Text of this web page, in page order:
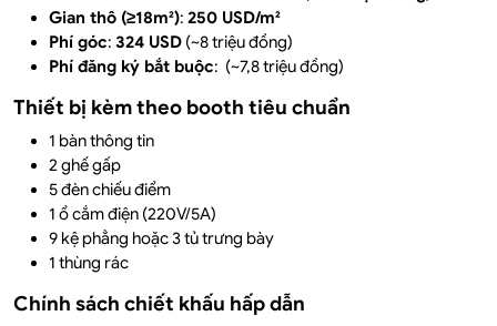
Gian thô (≥18m²): 250 USD/m²
Phí góc: 324 USD (~8 triệu đồng)
Phí đăng ký bắt buộc: (~7,8 triệu đồng)
Thiết bị kèm theo booth tiêu chuẩn
1 bàn thông tin
2 ghế gấp
5 đèn chiếu điểm
1 ổ cắm điện (220V/5A)
9 kệ phẳng hoặc 3 tủ trưng bày
1 thùng rác
Chính sách chiết khấu hấp dẫn